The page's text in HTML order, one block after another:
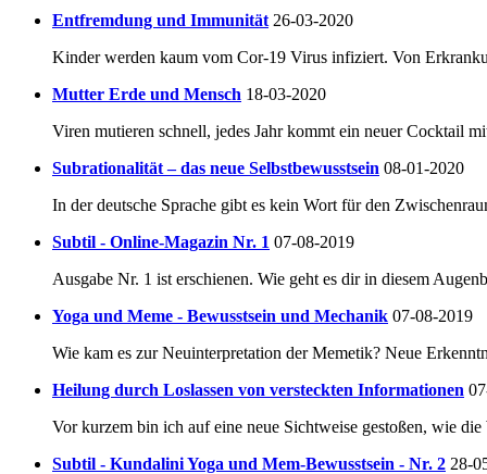
Entfremdung und Immunität 26-03-2020
Kinder werden kaum vom Cor-19 Virus infiziert. Von
Mutter Erde und Mensch 18-03-2020
Viren mutieren schnell, jedes Jahr kommt ein neuer Cocktail
Subrationalität – das neue Selbstbewusstsein 08-01-2020
In der deutsche Sprache gibt es kein Wort für den
Subtil - Online-Magazin Nr. 1 07-08-2019
Ausgabe Nr. 1 ist erschienen. Wie geht es dir in diesem
Yoga und Meme - Bewusstsein und Mechanik 07-08-2019
Wie kam es zur Neuinterpretation der Memetik? Neue
Heilung durch Loslassen von versteckten Informationen
Vor kurzem bin ich auf eine neue Sichtweise gestoßen, wie
Subtil - Kundalini Yoga und Mem-Bewusstsein - Nr. 2 28-